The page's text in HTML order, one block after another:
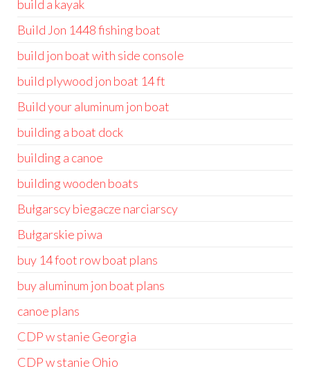
build a kayak
Build Jon 1448 fishing boat
build jon boat with side console
build plywood jon boat 14 ft
Build your aluminum jon boat
building a boat dock
building a canoe
building wooden boats
Bułgarscy biegacze narciarscy
Bułgarskie piwa
buy 14 foot row boat plans
buy aluminum jon boat plans
canoe plans
CDP w stanie Georgia
CDP w stanie Ohio